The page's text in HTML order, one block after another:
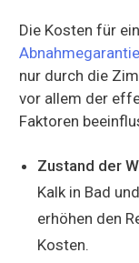
Die Kosten für
Abnahmegarantie
nur durch die
vor allem der
Faktoren
Zustand der
Kalk in Bad
erhöhen den
Kosten.